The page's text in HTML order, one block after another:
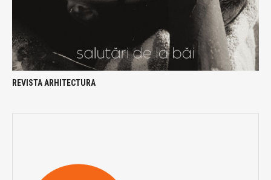
REVISTA ARHITECTURA